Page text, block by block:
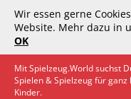
Wir essen gerne
Website. Mehr dazu in
OK
Mit Spielzeug.World suchst
Spielen & Spielzeug für
Kinder.